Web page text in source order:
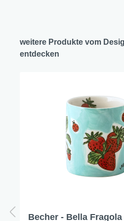
weitere Produkte vom
entdecken
Becher - Bella Fragola